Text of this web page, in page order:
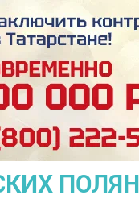
ПОЛЯН